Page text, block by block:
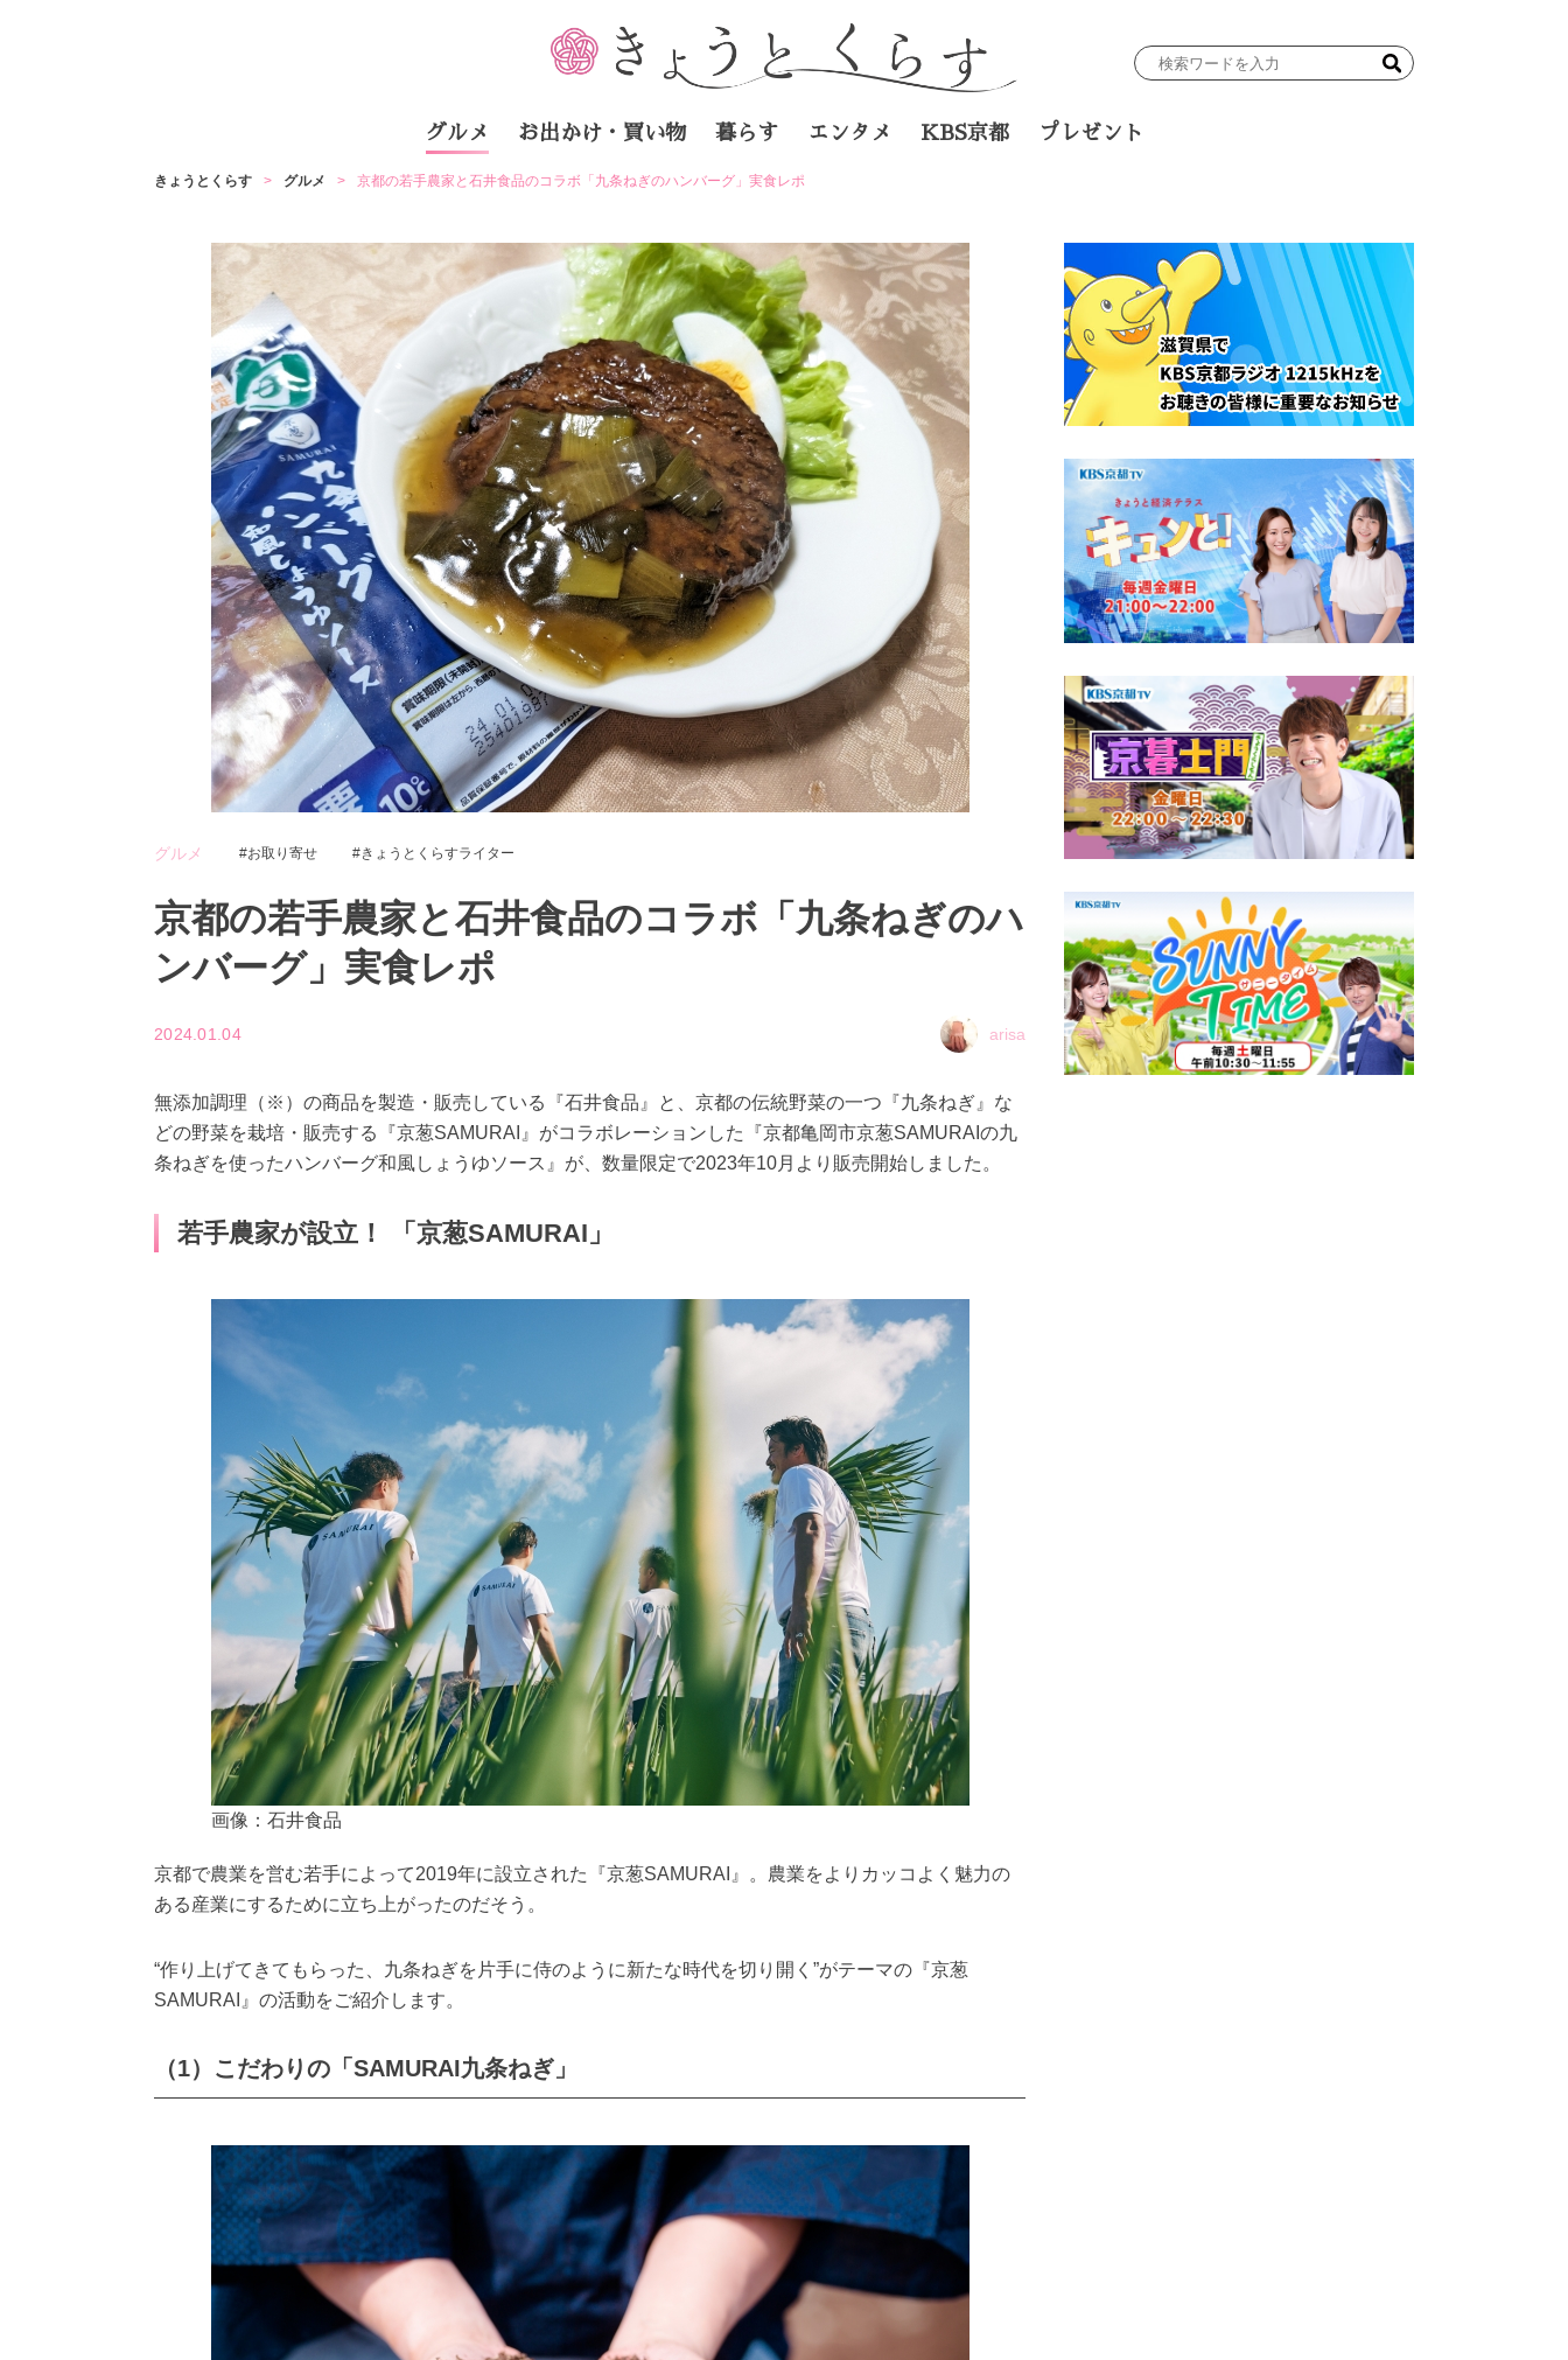
検
力
グルメ お出かけ・買い物 暮らす エンタメ KBS京都 プレゼント
きょうとくらす グルメ 京都の若手農家と石井食品のコラボ「九条ねぎのハンバーグ」実食レポ
グルメ お取り寄せ きょうとくらすライター
京都の若手農家と石井食品のコラボ「九条ねぎのハ
ンバーグ」実食レポ
2024.01.04 arisa
無添加調理（※）の商品を製造・販売している『石井食品』と、京都の伝統野菜の一つ『九条ねぎ』な
どの野菜を栽培・販売する『京葱SAMURAI』がコラボレーションした『京都亀岡市京葱SAMURAIの九
条ねぎを使ったハンバーグ和風しょうゆソース』が、数量限定で2023年10月より販売開始しました。
若手農家が設立！ 「京葱SAMURAI」
画像：石井食品
京都で農業を営む若手によって2019年に設立された『京葱SAMURAI』。農業をよりカッコよく魅力の
ある産業にするために立ち上がったのだそう。
“作り上げてきてもらった、九条ねぎを片手に侍のように新たな時代を切り開く”がテーマの『京葱
SAMURAI』の活動をご紹介します。
（1）こだわりの「SAMURAI九条ねぎ」